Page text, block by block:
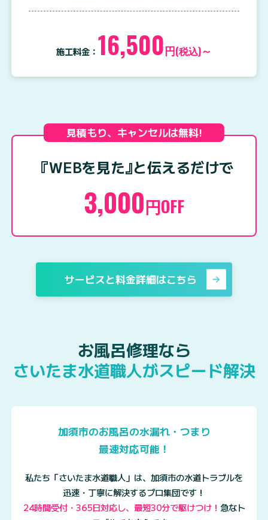
施工料金： 16,500円(税込)～
見積もり、キャンセルは無料!
『WEBを見た』と伝えるだけで
3,000円OFF
サービスと料金詳細はこちら
お風呂修理なら
さいたま水道職人がスピード解決
加須市のお風呂の水漏れ・つまり
最速対応可能！
私たち「さいたま水道職人」は、加須市の水道トラブルを
迅速・丁寧に解決するプロ集団です！
24時間受付・365日対応し、最短30分で駆けつけ！ 急なト